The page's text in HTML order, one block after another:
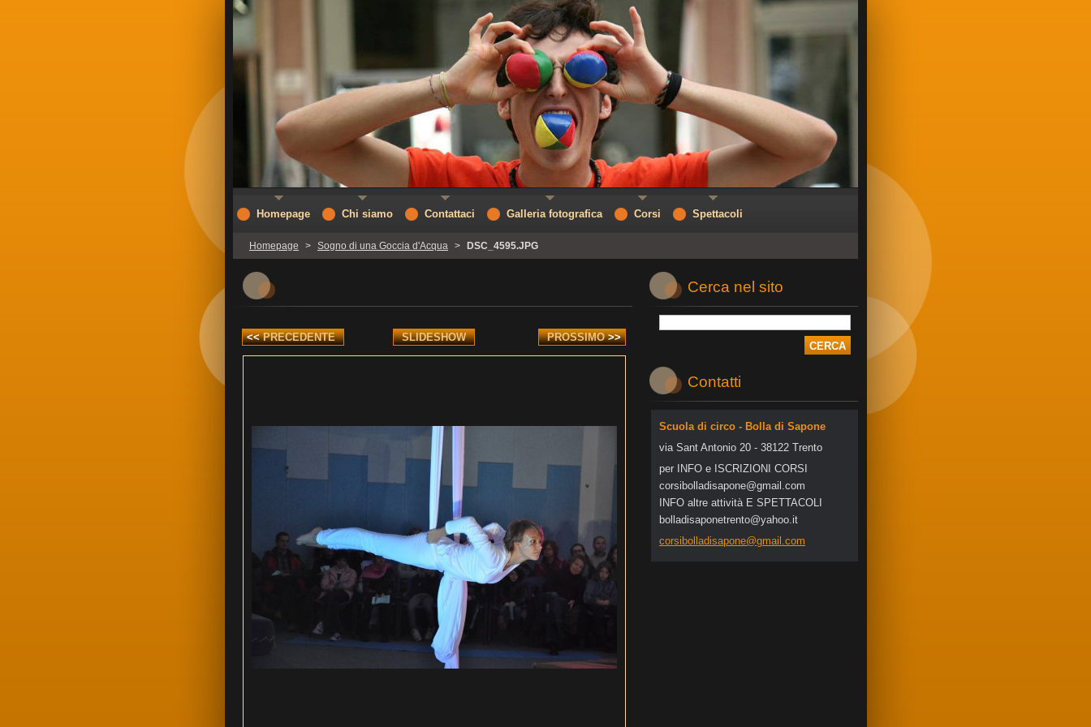
Homepage > Sogno di una Goccia d'Acqua > DSC_4595.JPG
<< PRECEDENTE SLIDESHOW PROSSIMO >>
Cerca nel sito
Contatti
Scuola di circo - Bolla di Sapone
via Sant Antonio 20 - 38122 Trento
per INFO e ISCRIZIONI CORSI
corsibol ladisapone@gmail .com
INFO altre attività E SPETTACOLI
bolladisaponetrento@yahoo.it
corsibolladisapone@gmail.com
Homepage Chi siamo Contattaci Galleria fotografica Corsi Spettacoli